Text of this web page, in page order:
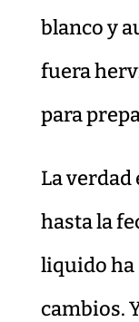
blanco y
fuera
para
La verdad
hasta la
liquido ha
cambios.